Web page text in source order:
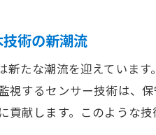
ポケットブックが促
持続可能な都市を目指す
ゼロエミッションを
リサイクル素材の導
術の新潮流
新たな潮流を迎えていま
視するセンサー技術は、
献します。このような